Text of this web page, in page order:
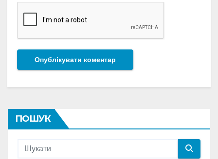
ПОШУК